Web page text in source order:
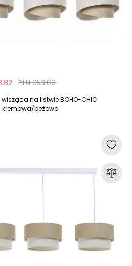
PLN 653.00
na listwie BOHO-CHIC
kremowa/beżowa